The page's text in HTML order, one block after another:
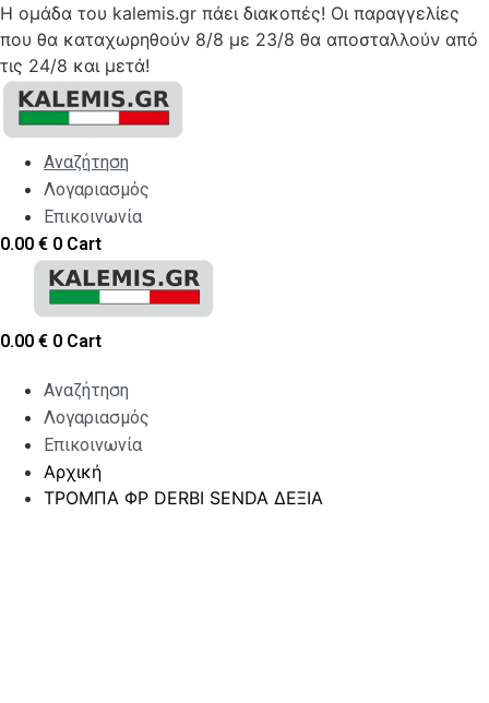
Η ομάδα του kalemis.gr πάει διακοπές! Οι παραγγελίες
που θα καταχωρηθούν 8/8 με 23/8 θα αποσταλλούν από
τις 24/8 και μετά!
Skip
content
Αναζήτηση
Λογαριασμός
Επικοινωνία
0.00 € 0 Cart
0.00 € 0 Cart
Αναζήτηση
Λογαριασμός
Επικοινωνία
Αρχική
ΤΡΟΜΠΑ ΦΡ DERBI SENDA ΔΕΞΙΑ